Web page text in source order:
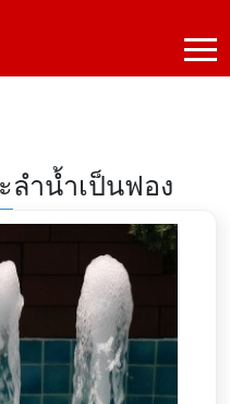
ำน้ำเป็นฟอง